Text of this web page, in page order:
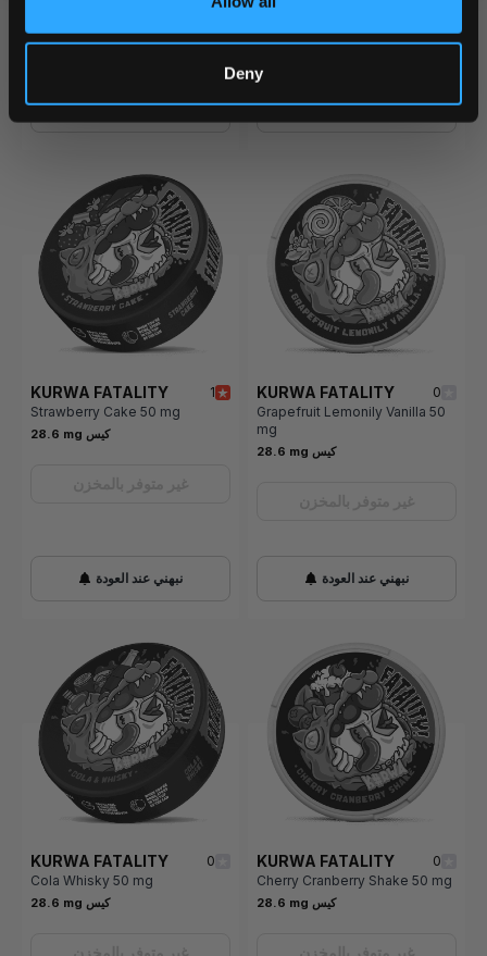
Deny
غير متوفر بالمخزن
نبهني عند العودة
غير متوفر بالمخزن
نبهني عند العودة
KURWA FATALITY
1
Strawberry Cake 50 mg
28.6 mg كيس
نبهني عند العودة
KURWA FATALITY
0
Grapefruit Lemonily Vanilla 50
mg
28.6 mg كيس
نبهني عند العودة
KURWA FATALITY
0
Cola Whisky 50 mg
28.6 mg كيس
KURWA FATALITY
0
Cherry Cranberry Shake 50 mg
28.6 mg كيس